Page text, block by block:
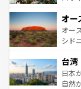
部の
文化
しみ
ならでは
情報
ワイ
島だ
おす
れる
人々
ク、
オー
オー
シド
リア
ク）
ど、
台湾
日本
自然